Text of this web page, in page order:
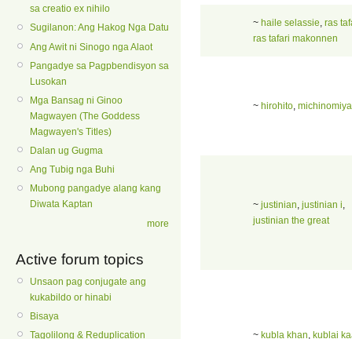
sa creatio ex nihilo
Sugilanon: Ang Hakog Nga Datu
Ang Awit ni Sinogo nga Alaot
Pangadye sa Pagpbendisyon sa
Lusokan
Mga Bansag ni Ginoo
Magwayen (The Goddess
Magwayen's Titles)
Dalan ug Gugma
Ang Tubig nga Buhi
Mubong pangadye alang kang
Diwata Kaptan
more
Active forum topics
Unsaon pag conjugate ang
kukabildo or hinabi
Bisaya
Tagolilong & Reduplication
~ haile selassie ras
ras tafari makonnen
~ hirohito
~ justinian justinian i
justinian the great
~ kubla khan kublai